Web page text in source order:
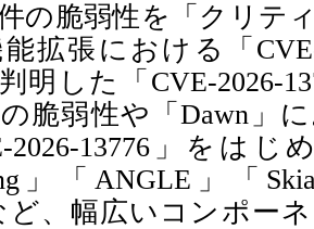
の脆弱性を「クリテ
拡張における「
明した「CVE-2026-
脆弱性や「Dawn」
13776」をはじ
」「ANGLE」「
ど、幅広いコンポー